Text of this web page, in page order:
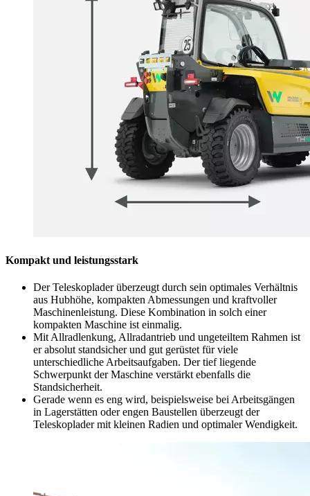
Kompakt und leistungsstark
Der Teleskoplader überzeugt durch sein optimales Verhältnis
aus Hubhöhe, kompakten Abmessungen und kraftvoller
Maschinenleistung. Diese Kombination in solch einer
kompakten Maschine ist einmalig.
Mit Allradlenkung, Allradantrieb und ungeteiltem Rahmen ist
er absolut standsicher und gut gerüstet für viele
unterschiedliche Arbeitsaufgaben. Der tief liegende
Schwerpunkt der Maschine verstärkt ebenfalls die
Standsicherheit.
Gerade wenn es eng wird, beispielsweise bei Arbeitsgängen
in Lagerstätten oder engen Baustellen überzeugt der
Teleskoplader mit kleinen Radien und optimaler Wendigkeit.